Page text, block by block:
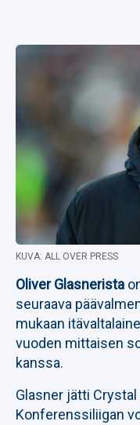
KUVA: ALL OVER PRESS
Oliver Glasnerista
seuraava
mukaan
vuoden mittaisen
kanssa.
Glasner jätti
Konferenssiliigan